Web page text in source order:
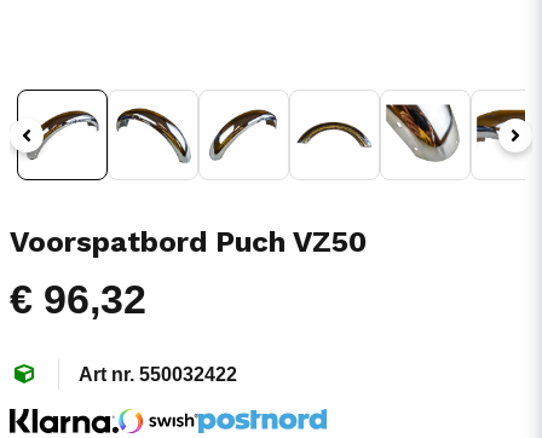
Voorspatbord Puch VZ50
€ 96,32
550032422